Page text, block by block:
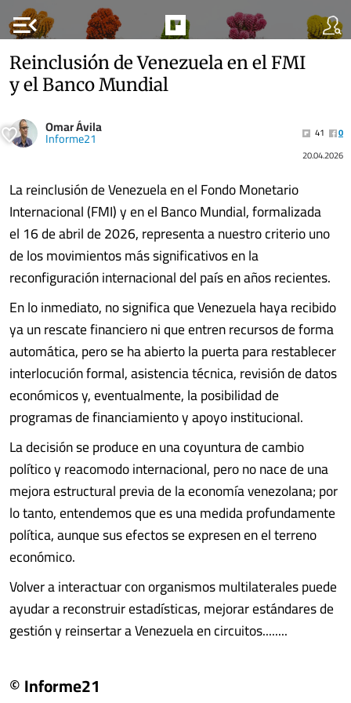
menu_open
Reinclusión de Venezuela en el FMI
y el Banco Mundial
Omar Ávila
Informe21 41
0
20.04.2026
La reinclusión de Venezuela en el Fondo Monetario
Internacional (FMI) y en el Banco Mundial, formalizada
el 16 de abril de 2026, representa a nuestro criterio uno
de los movimientos más significativos en la
reconfiguración internacional del país en años recientes.
En lo inmediato, no significa que Venezuela haya recibido
ya un rescate financiero ni que entren recursos de forma
automática, pero se ha abierto la puerta para restablecer
interlocución formal, asistencia técnica, revisión de datos
económicos y, eventualmente, la posibilidad de
programas de financiamiento y apoyo institucional.
La decisión se produce en una coyuntura de cambio
político y reacomodo internacional, pero no nace de una
mejora estructural previa de la economía venezolana; por
lo tanto, entendemos que es una medida profundamente
política, aunque sus efectos se expresen en el terreno
económico.
Volver a interactuar con organismos multilaterales puede
ayudar a reconstruir estadísticas, mejorar estándares de
gestión y reinsertar a Venezuela en circuitos........
© Informe21